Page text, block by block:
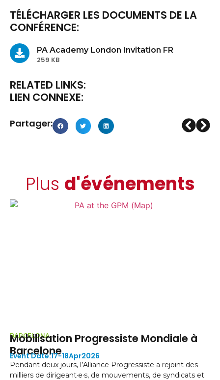
TÉLÉCHARGER LES DOCUMENTS DE LA
CONFÉRENCE:
PA Academy London Invitation FR
259 KB
RELATED LINKS:
LIEN CONNEXE:
Partager:
Plus d'événements
BARCELONA
Mobilisation Progressiste Mondiale à
Barcelone
17-18Apr2026
Pendant deux jours, l’Alliance Progressiste a rejoint des
milliers de dirigeant·e·s, de mouvements, de syndicats et